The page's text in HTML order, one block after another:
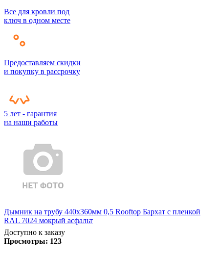
Все для кровли под
ключ в одном месте
Предоставляем скидки
и покупку в рассрочку
5 лет - гарантия
на наши работы
Дымник на трубу 440х360мм 0,5 Rooftop Бархат с пленкой
RAL 7024 мокрый асфальт
Доступно к заказу
Просмотры: 123